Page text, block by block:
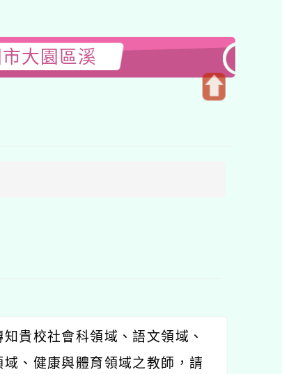
大園區溪
貴校社會科領域、語文領域、
、健康與體育領域之教師，請